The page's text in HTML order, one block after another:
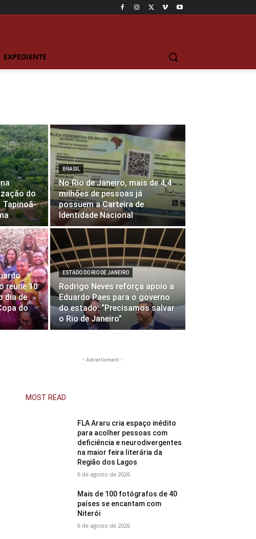
EXPEDIENTE
do
BRASIL
No Rio de Janeiro, mais de 4,4
milhões de pessoas já
possuem a Carteira de
Identidade Nacional
reúne 10
dia de
do
ESTADO DO RIO DE JANEIRO
Rodrigo Neves reforça apoio a
Eduardo Paes para o governo
do estado: “Precisamos salvar
o Rio de Janeiro”
- Advertisment -
MOST READ
FLA Araru cria espaço inédito
para acolher pessoas com
deficiência e neurodivergentes
na maior feira literária da
Região dos Lagos
6 de agosto de 2026
Mais de 100 fotógrafos de 40
países se encantam com
Niterói
6 de agosto de 2026